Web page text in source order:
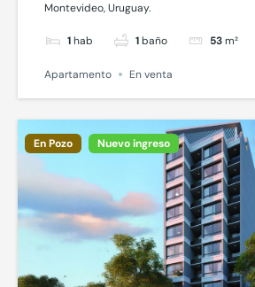
Montevideo, Uruguay.
1hab 1baño 53m²
Apartamento En venta
En Pozo Nuevo ingreso